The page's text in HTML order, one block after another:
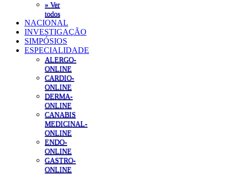
» Ver
todos
NACIONAL
INVESTIGAÇÃO
SIMPÓSIOS
ESPECIALIDADE
ALERGO-
ONLINE
CARDIO-
ONLINE
DERMA-
ONLINE
CANABIS
MEDICINAL-
ONLINE
ENDO-
ONLINE
GASTRO-
ONLINE